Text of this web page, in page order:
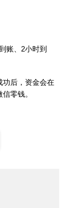
账、2小时到
功后，资金会在
零钱。